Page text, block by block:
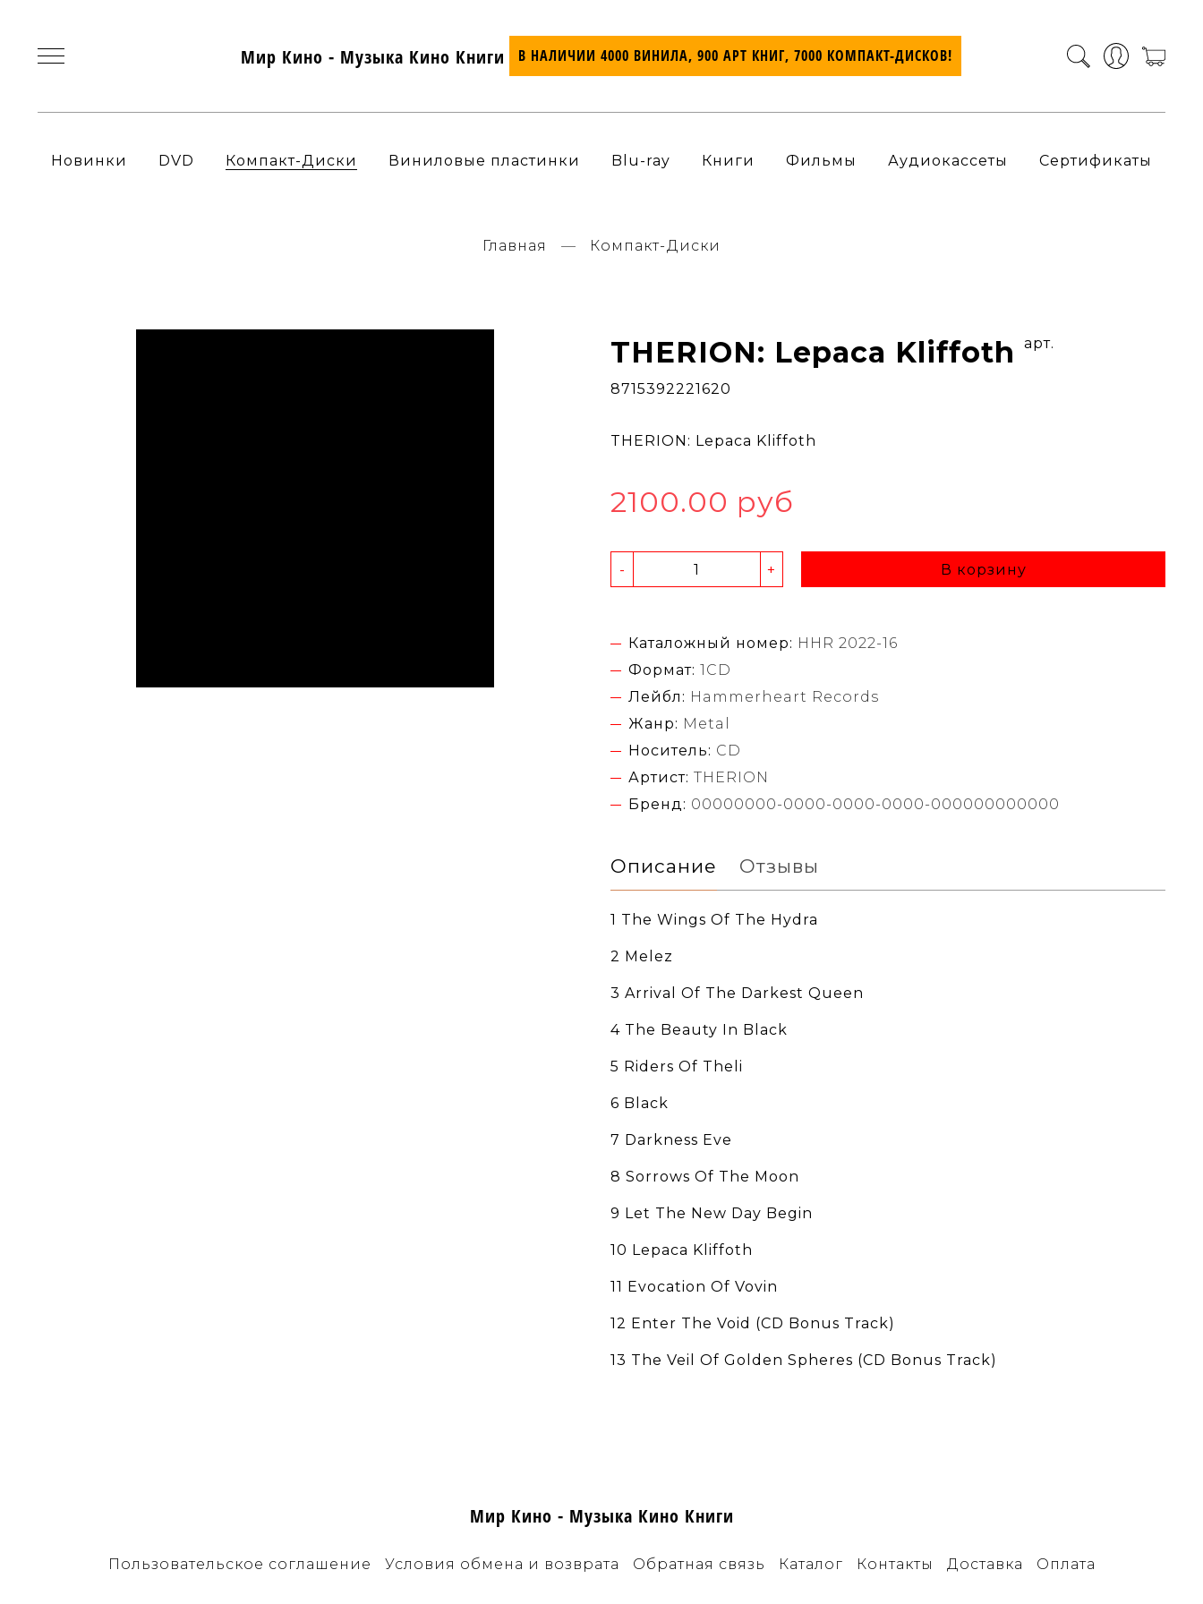
Мир Кино - Музыка Кино Книги В НАЛИЧИИ 4000 ВИНИЛА, 900 АРТ КНИГ, 7000 КОМПАКТ-ДИСКОВ!
Новинки DVD Компакт-Диски Виниловые пластинки Blu-ray Книги Фильмы Аудиокассеты Сертификаты
Главная Компакт-Диски
THERION: Lepaca Kliffoth арт.
8715392221620
THERION: Lepaca Kliffoth
2100.00 руб
- + В корзину
Каталожный номер: HHR 2022-16
Формат: 1CD
Лейбл: Hammerheart Records
Жанр: Metal
Носитель: CD
Артист: THERION
Бренд: 00000000-0000-0000-0000-000000000000
Описание Отзывы
1 The Wings Of The Hydra
2 Melez
3 Arrival Of The Darkest Queen
4 The Beauty In Black
5 Riders Of Theli
6 Black
7 Darkness Eve
8 Sorrows Of The Moon
9 Let The New Day Begin
10 Lepaca Kliffoth
11 Evocation Of Vovin
12 Enter The Void (CD Bonus Track)
13 The Veil Of Golden Spheres (CD Bonus Track)
Мир Кино - Музыка Кино Книги
Пользовательское соглашение Условия обмена и возврата Обратная связь Каталог Контакты Доставка Оплата